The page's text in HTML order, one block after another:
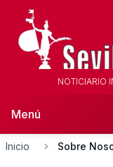
NOTICIARIO
Menú
Inicio Sobre